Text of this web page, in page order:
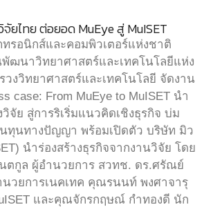
ไทย ต่อยอด MuEye สู่ MuISET
ทรอนิกส์และคอมพิวเตอร์แห่งชาติ
พัฒนาวิทยาศาสตร์และเทคโนโลยีแห่ง
งวิทยาศาสตร์และเทคโนโลยี จัดงาน
case: From MuEye to MuISET นำ
จัย สู่การริเริ่มแนวคิดเชิงธุรกิจ บ่ม
นทุนทางปัญญา พร้อมเปิดตัว บริษัท มิว
นำร่องสร้างธุรกิจจากงานวิจัย โดย
ตกูล ผู้อำนวยการ สวทช. ดร.ศรัณย์
วยการเนคเทค คุณรนนท์ พงศาจารุ
และคุณจักรกฤษณ์ กำทองดี นัก